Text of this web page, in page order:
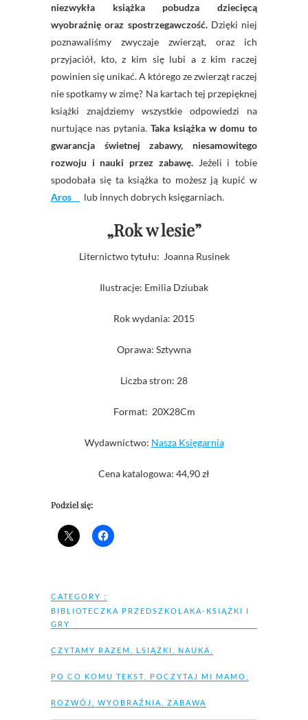
niezwykła książka pobudza dziecięcą
wyobraźnię oraz spostrzegawczość. Dzięki niej
poznawaliśmy zwyczaje zwierząt, oraz ich
przyjaciół, kto, z kim się lubi a z kim raczej
powinien się unikać. A którego ze zwierząt raczej
nie spotkamy w zimę? Na kartach tej przepięknej
książki znajdziemy wszystkie odpowiedzi na
nurtujące nas pytania. Taka książka w domu to
gwarancja świetnej zabawy, niesamowitego
rozwoju i nauki przez zabawę.Jeżeli i tobie
spodobała się ta książka to możesz ją kupić w
Aros
lub innych dobrych księgarniach.
„Rok w lesie”
Liternictwo tytułu: Joanna Rusinek
Ilustracje: Emilia Dziubak
Rok wydania: 2015
Oprawa: Sztywna
Liczba stron: 28
Format: 20X28Cm
Wydawnictwo: Nasza Księgarnia
Cena katalogowa: 44,90 zł
Podziel się:
CATEGORY :
BIBLIOTECZKA PRZEDSZKOLAKA-KSIĄŻKI I
GRY
CZYTAMY RAZEM LSIĄŻKI NAUKA
PO CO KOMU TEKST POCZYTAJ MI MAMO
ROZWÓJ WYOBRAŹNIA ZABAWA